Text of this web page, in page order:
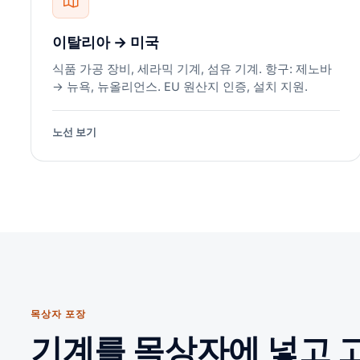
이탈리아 → 미국
식품 가공 장비, 세라믹 기계, 섬유 기계. 항구: 제노바
→ 뉴욕, 뉴올리언스. EU 원산지 인증, 설치 지원.
노선 보기
목상자 포장
기계를 목상자에 넣고